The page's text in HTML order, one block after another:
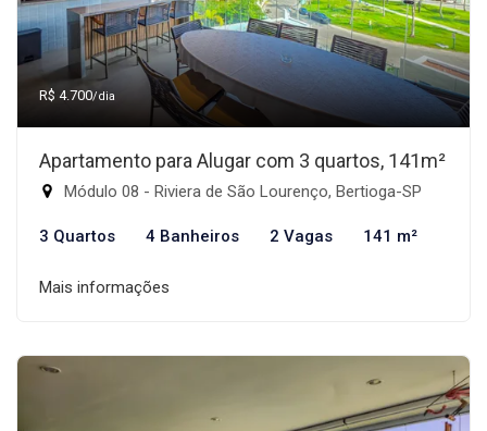
R$ 4.700/dia
Apartamento para Alugar com 3 quartos, 141m²
Módulo 08 - Riviera de São Lourenço, Bertioga-SP
3 Quartos 4 Banheiros 2 Vagas 141 m²
Mais informações